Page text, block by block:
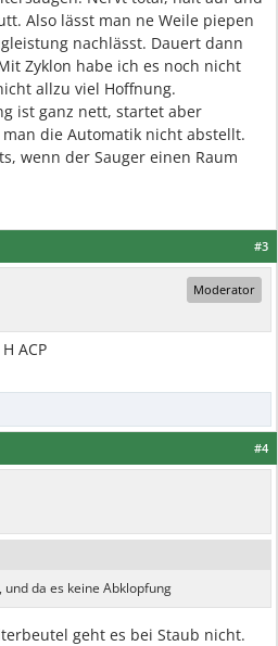
Also lässt man ne Weile piepen
nachlässt. Dauert dann
Zyklon habe ich es noch nicht
allzu viel Hoffnung.
ist ganz nett, startet aber
die Automatik nicht abstellt.
wenn der Sauger einen Raum
#3
Moderator
ACP
#4
da es keine Abklopfung
geht es bei Staub nicht.